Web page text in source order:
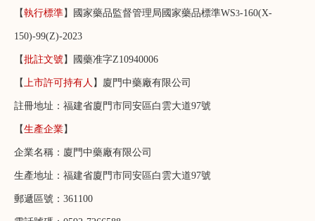
【執行標準】 國家藥品監督管理局國家藥品標準WS3-160(X-
150)-99(Z)-2023
【批註文號】國藥准字Z10940006
【上市許可持有人 】廈門中藥廠有限公司
註冊地址：福建省廈門市同安區白雲大道97號
【生產企業】
企業名稱：廈門中藥廠有限公司
生產地址：福建省廈門市同安區白雲大道97號
郵遞區號：361100